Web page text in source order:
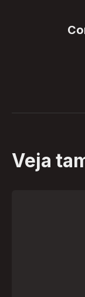
Veja